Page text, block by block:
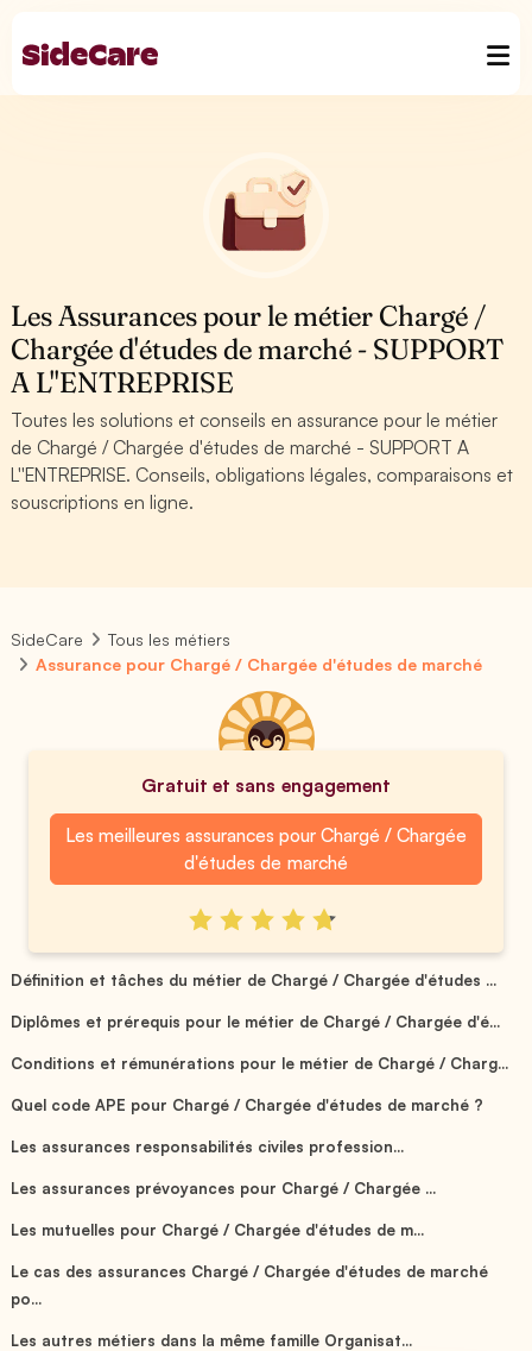
Les Assurances pour le métier Chargé /
Chargée d'études de marché - SUPPORT
A L''ENTREPRISE
Toutes les solutions et conseils en assurance pour le métier
de Chargé / Chargée d'études de marché - SUPPORT A
L''ENTREPRISE. Conseils, obligations légales, comparaisons et
souscriptions en ligne.
SideCare
Tous les métiers
Assurance pour Chargé / Chargée d'études de marché
Gratuit et sans engagement
Les meilleures assurances pour Chargé / Chargée
d'études de marché
Définition et tâches du métier de Chargé / Chargée d'études ...
Diplômes et prérequis pour le métier de Chargé / Chargée d'é...
Conditions et rémunérations pour le métier de Chargé / Charg...
Quel code APE pour Chargé / Chargée d'études de marché ?
Les assurances responsabilités civiles profession...
Les assurances prévoyances pour Chargé / Chargée ...
Les mutuelles pour Chargé / Chargée d'études de m...
Le cas des assurances Chargé / Chargée d'études de marché
po...
Les autres métiers dans la même famille Organisat...